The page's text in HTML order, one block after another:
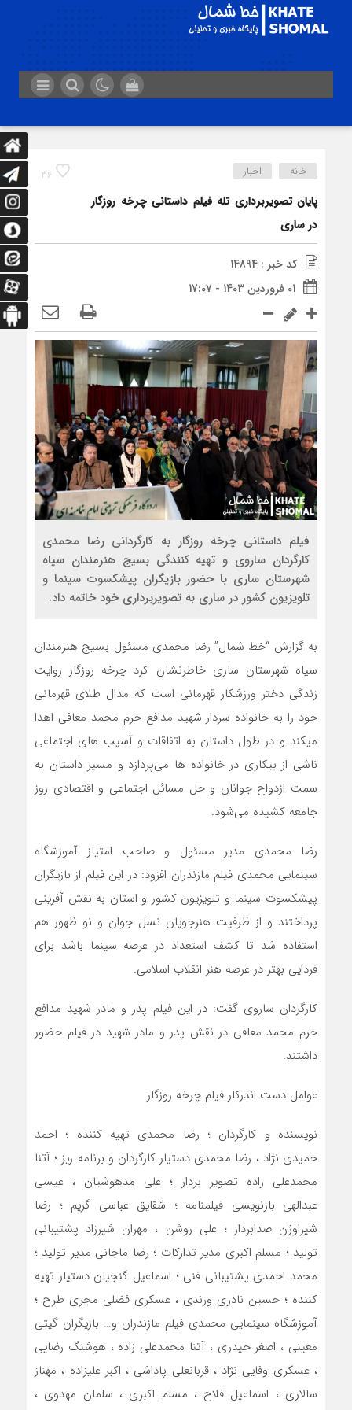
36 خانه اخبار
پایان تصویربرداری تله فیلم داستانی چرخه روزگار
در ساری
کد خبر : 14894
01 فروردین 1403 - 17:07
فیلم داستانی چرخه روزگار به کارگردانی رضا محمدی
کارگردان ساروی و تهیه کنندگی بسیج هنرمندان سپاه
شهرستان ساری با حضور بازیگران پیشکسوت سینما و
تلویزیون کشور در ساری به تصویربرداری خود خاتمه داد.
به گزارش “خط شمال” رضا محمدی مسئول بسیج هنرمندان
سپاه شهرستان ساری خاطر‌نشان کرد چرخه روزگار روایت
زندگی دختر ورزشکار قهرمانی است که مدال طلای قهرمانی
خود را به خانواده سردار شهید مدافع حرم محمد معافی اهدا
میکند و در طول داستان به اتفاقات و آسیب های اجتماعی
ناشی از بیکاری در خانواده ها می‌پردازد و مسیر داستان به
سمت ازدواج جوانان و حل مسائل اجتماعی و اقتصادی روز
جامعه کشیده می‌شود.
رضا محمدی مدیر مسئول و صاحب امتیاز آموزشگاه
سینمایی محمدی فیلم مازندران افزود: در این فیلم از بازیگران
پیشکسوت سینما و تلویزیون کشور و استان به نقش آفرینی
پرداختند و از ظرفیت هنرجویان نسل جوان و نو ظهور هم
استفاده شد تا کشف استعداد در عرصه سینما باشد برای
فردایی بهتر در عرصه هنر انقلاب اسلامی.
کارگردان ساروی گفت: در این فیلم پدر و مادر شهید مدافع
حرم محمد معافی در نقش پدر و مادر شهید در فیلم حضور
داشتند.
عوامل دست اندرکار فیلم چرخه روزگار:
نویسنده و کارگردان ؛ رضا محمدی تهیه کننده ؛ احمد
حمیدی نژاد ، رضا محمدی دستیار کارگردان و برنامه ریز ؛ آتنا
محمدعلی زاده تصویر بردار ؛ علی مدهوشیان ، عیسی
عبدالهی بازنویسی فیلمنامه ؛ شقايق عباسی گریم ؛ رضا
شیراوژن صدابردار ؛ علی روشن ، مهران شیرزاد پشتیبانی
تولید ؛ مسلم اکبری مدیر تدارکات ؛ رضا ماجانی مدیر تولید ؛
محمد احمدی پشتیبانی فنی ؛ اسماعیل گنجیان دستیار تهیه
کننده ؛ حسین نادری ورندی ، عسکری فضلی مجری طرح ؛
آموزشگاه سینمایی محمدی فیلم مازندران و… بازیگران گیتی
معینی ، اصغر حیدری ، آتنا محمدعلی زاده ، هوشنگ رضایی
، عسکری وفایی نژاد ، قربانعلی پاداشی ، اکبر علیزاده ، مهناز
سالاری ، اسماعیل فلاح ، مسلم اکبری ، سلمان مهدوی ،